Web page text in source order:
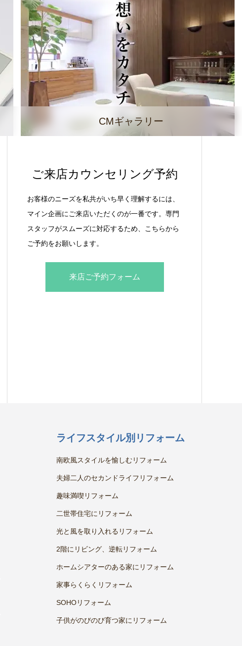
CMギャラリー
ご来店カウンセリング予約
お客様のニーズを私共がいち早く理解するには、
マイン企画にご来店いただくのが一番です。専門
スタッフがスムーズに対応するため、こちらから
ご予約をお願いします。
来店ご予約フォーム
ライフスタイル別リフォーム
南欧風スタイルを愉しむリフォーム
夫婦二人のセカンドライフリフォーム
趣味満喫リフォーム
二世帯住宅にリフォーム
光と風を取り入れるリフォーム
2階にリビング、逆転リフォーム
ホームシアターのある家にリフォーム
家事らくらくリフォーム
SOHOリフォーム
子供がのびのび育つ家にリフォーム